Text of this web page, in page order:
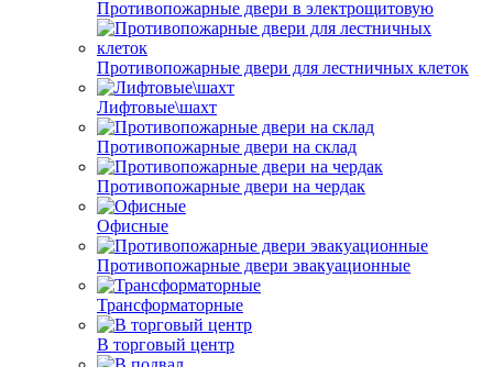
Противопожарные двери в электрощитовую
Противопожарные двери для лестничных клеток
Лифтовые\шахт
Противопожарные двери на склад
Противопожарные двери на чердак
Офисные
Противопожарные двери эвакуационные
Трансформаторные
В торговый центр